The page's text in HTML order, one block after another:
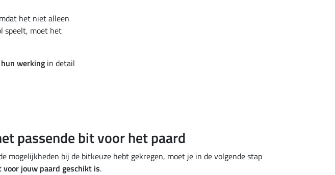
het niet alleen
speelt, moet het
hun werking in detail
passende bit voor het paard
mogelijkheden bij de bitkeuze hebt gekregen, moet je in de volgende stap
jouw paard geschikt is.